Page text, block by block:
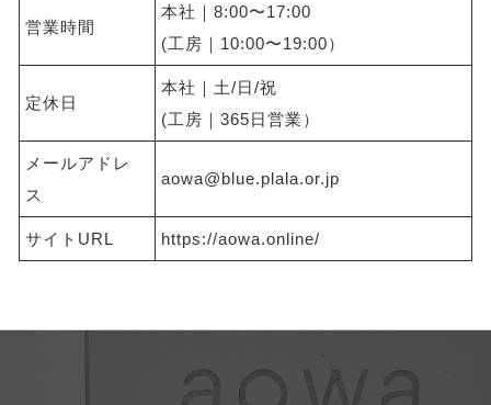
営業時間
本社｜8:00〜17:00
(工房｜10:00〜19:00）
定休日
本社｜土/日/祝
(工房｜365日営業）
メールアドレ
ス
aowa@blue.plala.or.jp
サイトURL https://aowa.online/